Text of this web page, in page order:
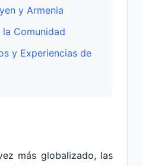
y Armenia
Comunidad
y Experiencias de
más globalizado, las